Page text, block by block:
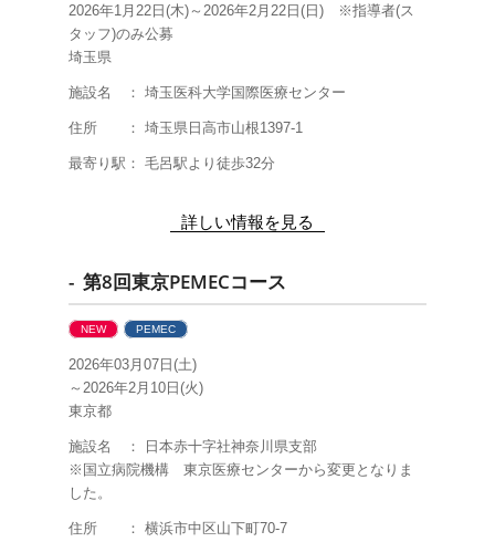
2026年1月22日(木)～2026年2月22日(日) ※指導者(ス
タッフ)のみ公募
埼玉県
施設名 ： 埼玉医科大学国際医療センター
住所 ： 埼玉県日高市山根1397-1
最寄り駅： 毛呂駅より徒歩32分
詳しい情報を見る
- 第8回東京PEMECコース
NEW PEMEC
2026年03月07日(土)
～2026年2月10日(火)
東京都
施設名 ： 日本赤十字社神奈川県支部
※国立病院機構 東京医療センターから変更となりま
した。
住所 ： 横浜市中区山下町70-7